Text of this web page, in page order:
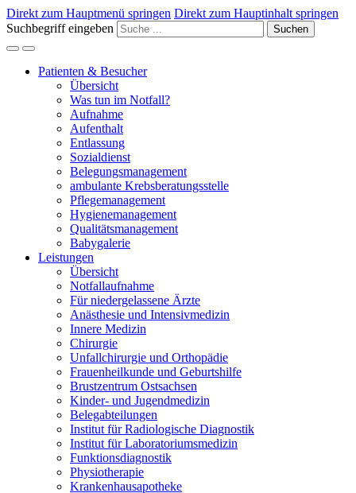
Direkt zum Hauptmenü springen Direkt zum Hauptinhalt springen
Suchbegriff eingeben
Suchen
Patienten & Besucher
Übersicht
Was tun im Notfall?
Aufnahme
Aufenthalt
Entlassung
Sozialdienst
Belegungsmanagement
ambulante Krebsberatungsstelle
Pflegemanagement
Hygienemanagement
Qualitätsmanagement
Babygalerie
Leistungen
Übersicht
Notfallaufnahme
Für niedergelassene Ärzte
Anästhesie und Intensivmedizin
Innere Medizin
Chirurgie
Unfallchirurgie und Orthopädie
Frauenheilkunde und Geburtshilfe
Brustzentrum Ostsachsen
Kinder- und Jugendmedizin
Belegabteilungen
Institut für Radiologische Diagnostik
Institut für Laboratoriumsmedizin
Funktionsdiagnostik
Physiotherapie
Krankenhausapotheke